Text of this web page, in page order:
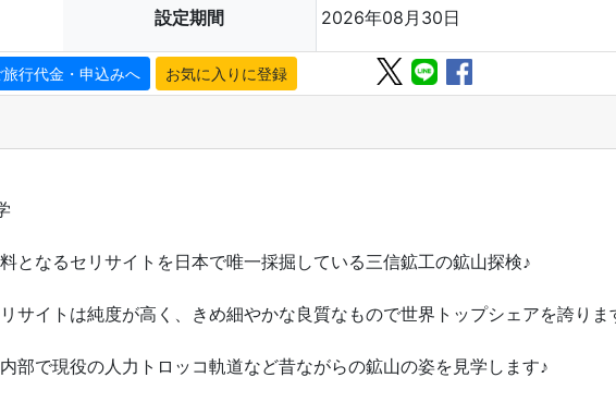
設定期間 2026年08月30日
旅行代金・申込みへ
なるセリサイトを日本で唯一採掘している三信鉱工の鉱山探検♪
イトは純度が高く、きめ細やかな良質なもので世界トップシェアを誇りま
で現役の人力トロッコ軌道など昔ながらの鉱山の姿を見学します♪